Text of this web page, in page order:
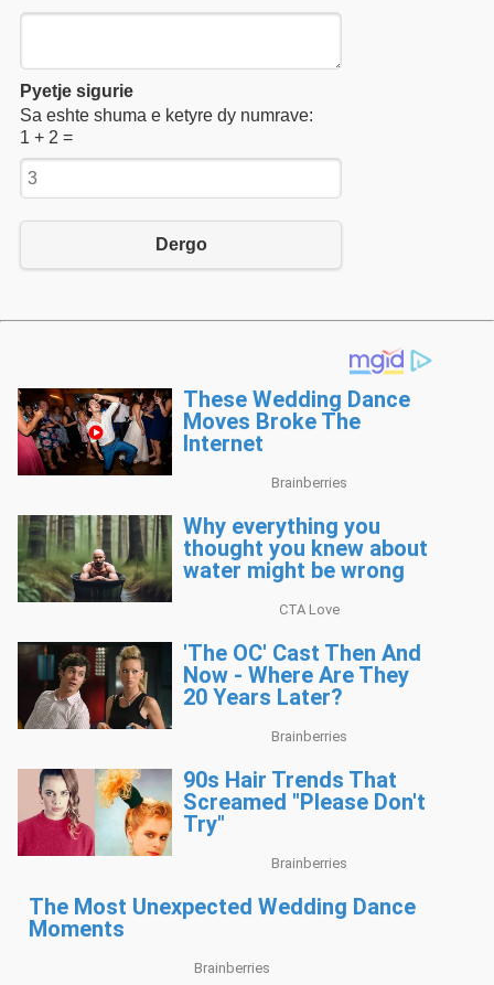
Pyetje sigurie
Sa eshte shuma e ketyre dy numrave:
1 + 2 =
Dergo